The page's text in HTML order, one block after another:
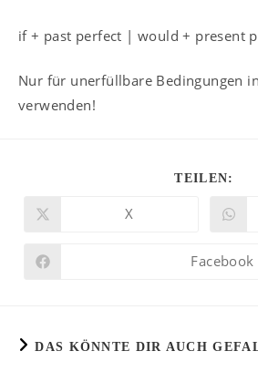
if + past perfect | would + present
Nur für unerfüllbare Bedingungen
verwenden!
TEILEN:
X
Facebook
DAS KÖNNTE DIR AUCH